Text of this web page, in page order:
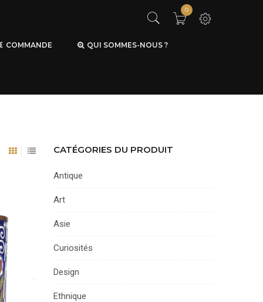
0
COMMANDE QUI SOMMES-NOUS ?
CATÉGORIES DU PRODUIT
Antique
Art
Asie
Curiosités
Design
Ethnique